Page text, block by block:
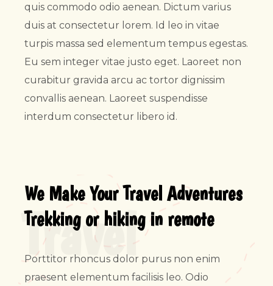
Travel
We Make Your Travel Adventures
Trekking or hiking in remote
Porttitor rhoncus dolor purus non enim
praesent elementum facilisis leo. Odio
quis commodo odio aenean. Dictum varius
duis at consectetur lorem. Id leo in vitae
turpis massa sed elementum tempus egestas.
Eu sem integer vitae justo eget. Laoreet non
curabitur gravida arcu ac tortor dignissim
convallis aenean. Laoreet suspendisse
interdum consectetur libero id.